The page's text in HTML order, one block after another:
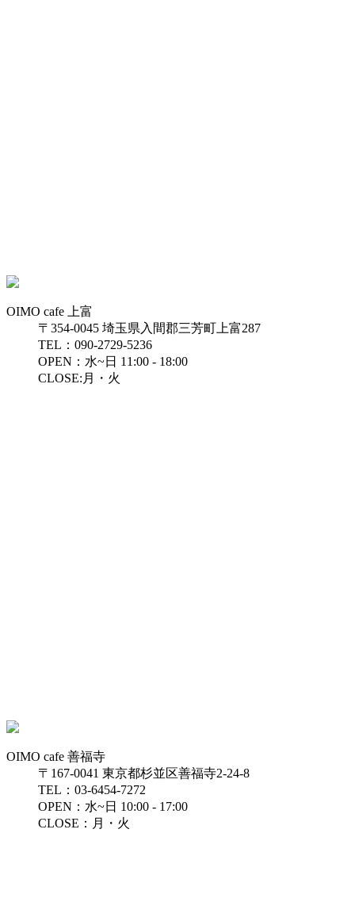
OIMO cafe 上富
〒354-0045 埼玉県入間郡三芳町上富287
TEL：090-2729-5236
OPEN：水~日 11:00 - 18:00
CLOSE:月・火
OIMO cafe 善福寺
〒167-0041 東京都杉並区善福寺2-24-8
TEL：03-6454-7272
OPEN：水~日 10:00 - 17:00
CLOSE：月・火